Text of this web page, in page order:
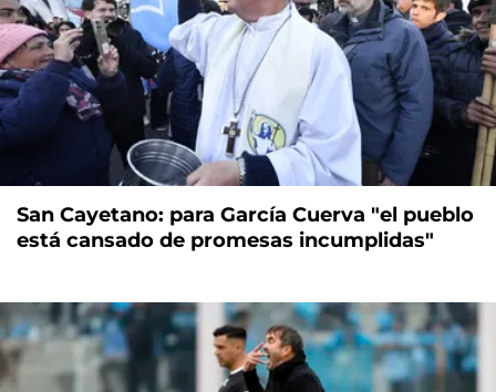
San Cayetano: para García Cuerva "el pueblo
está cansado de promesas incumplidas"